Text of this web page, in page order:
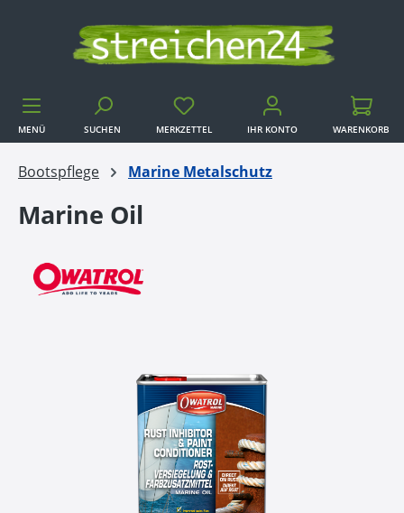
Zum Hauptinhalt springen
MENÜ SUCHEN MERKZETTEL IHR KONTO
WARENKORB
Bootspflege Marine Metalschutz
Marine Oil
Bildergalerie überspringen